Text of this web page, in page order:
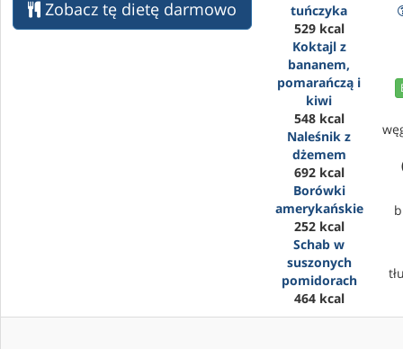
Zobacz tę dietę darmowo
tuńczyka
529 kcal
Koktajl z
bananem,
pomarańczą i
kiwi
548 kcal
Naleśnik z
dżemem
692 kcal
Borówki
amerykańskie
252 kcal
Schab w
suszonych
pomidorach
464 kcal